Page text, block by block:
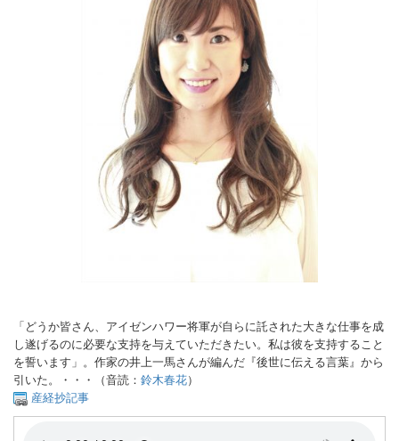
「どうか皆さん、アイゼンハワー将軍が自らに託された大きな仕事を成
し遂げるのに必要な支持を与えていただきたい。私は彼を支持すること
を誓います」。作家の井上一馬さんが編んだ『後世に伝える言葉』から
引いた。・・・（音読： 鈴木春花）
産経抄記事